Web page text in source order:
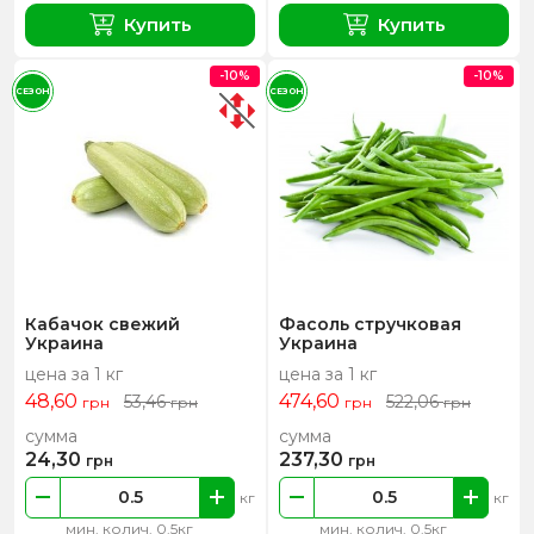
Купить Купить
Кабачок свежий
Украина
цена за 1 кг
48,60 грн 53,46грн
мин. колич. 0.5кг
кг
сумма
24,30 грн
-10%
СЕЗОН
Фасоль стручковая
Украина
цена за 1 кг
474,60 грн 522,06грн
мин. колич. 0.5кг
кг
сумма
237,30 грн
-10%
СЕЗОН